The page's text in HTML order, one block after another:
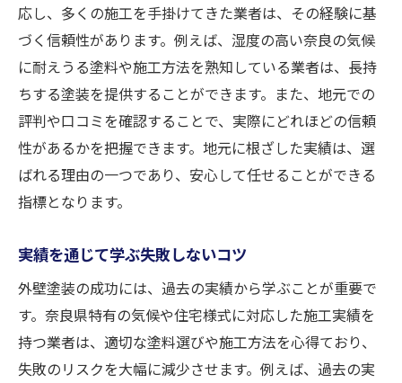
応し、多くの施工を手掛けてきた業者は、その経験に基
づく信頼性があります。例えば、湿度の高い奈良の気候
に耐えうる塗料や施工方法を熟知している業者は、長持
ちする塗装を提供することができます。また、地元での
評判や口コミを確認することで、実際にどれほどの信頼
性があるかを把握できます。地元に根ざした実績は、選
ばれる理由の一つであり、安心して任せることができる
指標となります。
実績を通じて学ぶ失敗しないコツ
外壁塗装の成功には、過去の実績から学ぶことが重要で
す。奈良県特有の気候や住宅様式に対応した施工実績を
持つ業者は、適切な塗料選びや施工方法を心得ており、
失敗のリスクを大幅に減少させます。例えば、過去の実